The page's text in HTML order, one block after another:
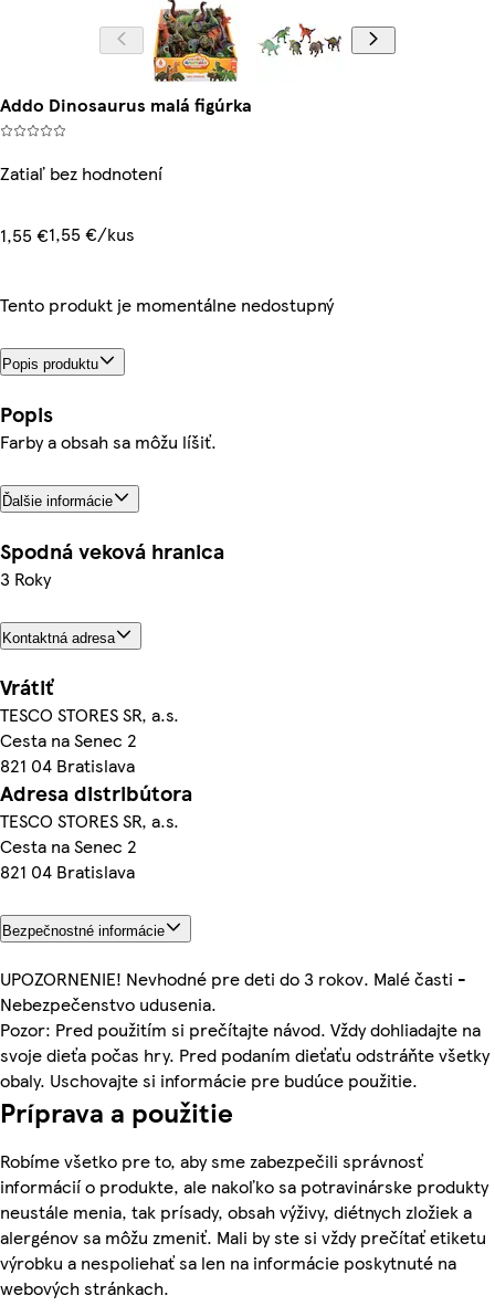
Addo Dinosaurus malá figúrka
Zatiaľ bez hodnotení
1,55 €1,55 €/kus
Tento produkt je momentálne nedostupný
Popis produktu
Popis
Farby a obsah sa môžu líšiť.
Ďalšie informácie
Spodná veková hranica
3 Roky
Kontaktná adresa
Vrátiť
TESCO STORES SR, a.s.
Cesta na Senec 2
821 04 Bratislava
Adresa distribútora
TESCO STORES SR, a.s.
Cesta na Senec 2
821 04 Bratislava
Bezpečnostné informácie
UPOZORNENIE! Nevhodné pre deti do 3 rokov. Malé časti -
Nebezpečenstvo udusenia.
Pozor: Pred použitím si prečítajte návod. Vždy dohliadajte na
svoje dieťa počas hry. Pred podaním dieťaťu odstráňte všetky
obaly. Uschovajte si informácie pre budúce použitie.
Príprava a použitie
Robíme všetko pre to, aby sme zabezpečili správnosť
informácií o produkte, ale nakoľko sa potravinárske produkty
neustále menia, tak prísady, obsah výživy, diétnych zložiek a
alergénov sa môžu zmeniť. Mali by ste si vždy prečítať etiketu
výrobku a nespoliehať sa len na informácie poskytnuté na
webových stránkach.